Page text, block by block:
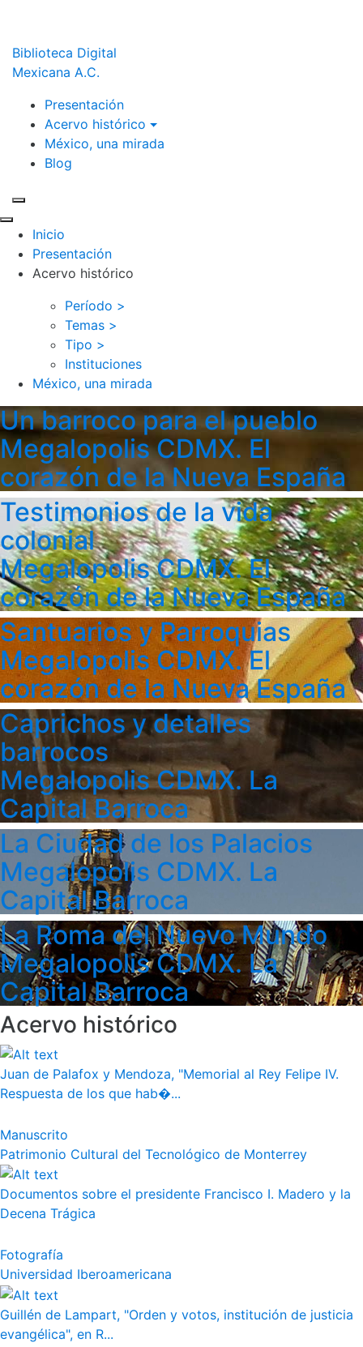
Biblioteca Digital
Mexicana A.C.
Presentación
Acervo histórico
México, una mirada
Blog
Inicio
Presentación
Acervo histórico
Período >
Temas >
Tipo >
Instituciones
México, una mirada
Un barroco para el pueblo
Megalopolis CDMX. El
corazón de la Nueva España
Testimonios de la vida
colonial
Megalopolis CDMX. El
corazón de la Nueva España
Santuarios y Parroquias
Megalopolis CDMX. El
corazón de la Nueva España
Caprichos y detalles
barrocos
Megalopolis CDMX. La
Capital Barroca
La Ciudad de los Palacios
Megalopolis CDMX. La
Capital Barroca
La Roma del Nuevo Mundo
Megalopolis CDMX. La
Capital Barroca
Acervo histórico
Juan de Palafox y Mendoza, "Memorial al Rey Felipe IV.
Respuesta de los que hab�...
Manuscrito
Patrimonio Cultural del Tecnológico de Monterrey
Documentos sobre el presidente Francisco I. Madero y la
Decena Trágica
Fotografía
Universidad Iberoamericana
Guillén de Lampart, "Orden y votos, institución de justicia
evangélica", en R...